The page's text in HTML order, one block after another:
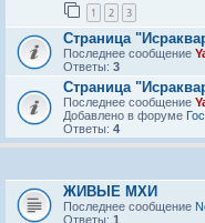
1 2 3
Страница
Последнее сообщение
Ответы: 3
Страница
Последнее сообщение
Добавлено в форуме
Ответы: 4
ЖИВЫЕ МХИ
Последнее сообщение
Ответы: 1